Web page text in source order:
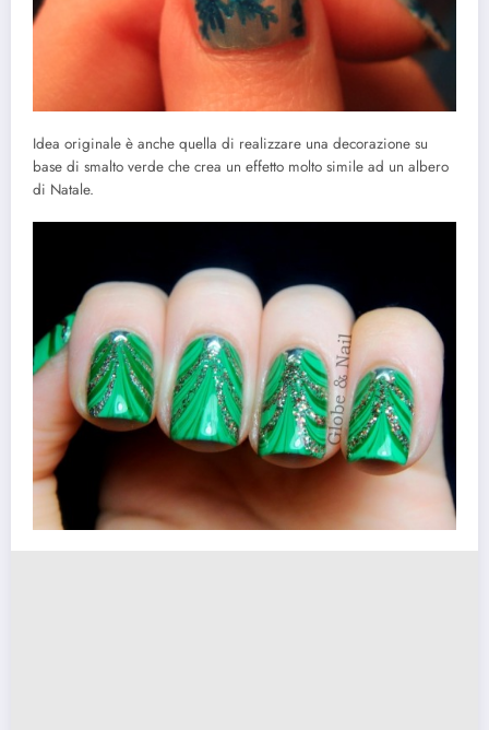
Idea originale è anche quella di realizzare una decorazione su
base di smalto verde che crea un effetto molto simile ad un albero
di Natale.